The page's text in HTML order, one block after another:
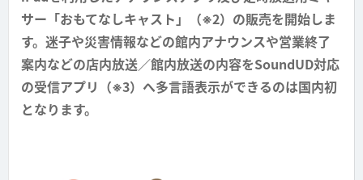
サー「おもてなしキャスト」（※2）の販売を開始しま
す。迷子や災害情報などの館内アナウンスや営業終了
案内などの店内放送／館内放送の内容をSoundUD対応
の受信アプリ（※3）へ多言語表示ができるのは国内初
となります。